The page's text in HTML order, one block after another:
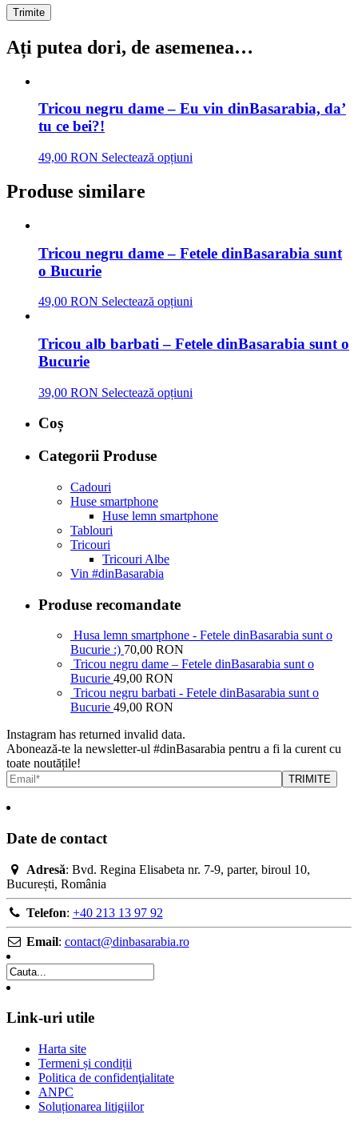
Ați putea dori, de asemenea…
Tricou negru dame – Eu vin dinBasarabia, da’
tu ce bei?!
49,00 RON Selectează opțiuni
Produse similare
Tricou negru dame – Fetele dinBasarabia sunt
o Bucurie
49,00 RON Selectează opțiuni
Tricou alb barbati – Fetele dinBasarabia sunt o
Bucurie
39,00 RON Selectează opțiuni
Coș
Categorii Produse
Cadouri
Huse smartphone
Huse lemn smartphone
Tablouri
Tricouri
Tricouri Albe
Vin #dinBasarabia
Produse recomandate
Husa lemn smartphone - Fetele dinBasarabia sunt o
Bucurie :) 70,00 RON
Tricou negru dame – Fetele dinBasarabia sunt o
Bucurie 49,00 RON
Tricou negru barbati - Fetele dinBasarabia sunt o
Bucurie 49,00 RON
Instagram has returned invalid data.
Abonează-te la newsletter-ul #dinBasarabia pentru a fi la curent cu
toate noutățile!
Date de contact
Adresă: Bvd. Regina Elisabeta nr. 7-9, parter, biroul 10,
București, România
Telefon: +40 213 13 97 92
Email: contact@dinbasarabia.ro
Link-uri utile
Harta site
Termeni și condiții
Politica de confidenţialitate
ANPC
Soluționarea litigiilor